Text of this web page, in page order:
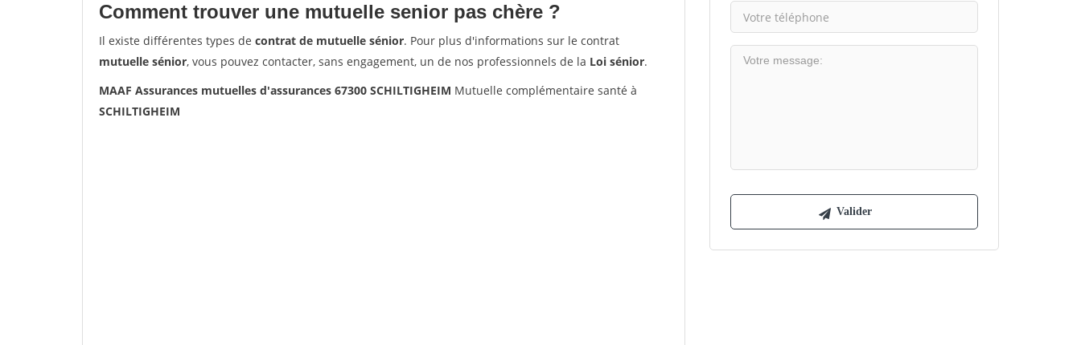
Comment trouver une mutuelle senior pas chère ?
Il existe différentes types de contrat de mutuelle sénior. Pour plus d'informations sur le contrat
mutuelle sénior, vous pouvez contacter, sans engagement, un de nos professionnels de la Loi sénior.
MAAF Assurances mutuelles d'assurances 67300 SCHILTIGHEIM Mutuelle complémentaire santé à
SCHILTIGHEIM